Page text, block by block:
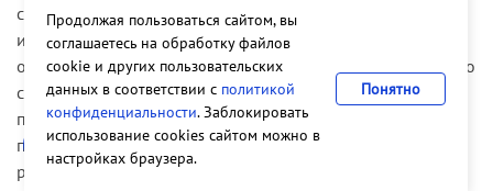
собственности на судно и производить записи об
изменении порта регистрации судна. Поскольку
обеспечительные меры заявляются в отношении морского
судна, то достаточными и соразмерными могут быть
признаны арест судна и запрет морской администрации
производить записи, изменяющие существующие
регистрационные данные на судно.
Продолжая пользоваться сайтом, вы
соглашаетесь на обработку файлов
cookie и других пользовательских
данных в соответствии с политикой
конфиденциальности. Заблокировать
использование cookies сайтом можно в
настройках браузера.
Понятно